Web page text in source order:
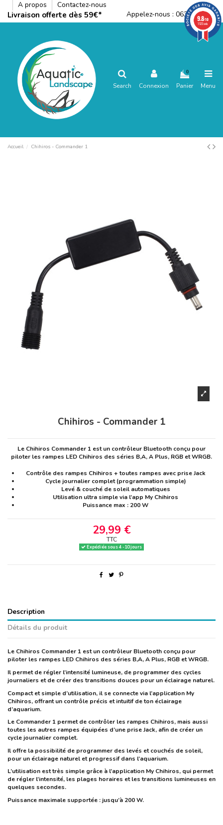
A propos Contactez-nous
Livraison offerte dès 59€* Appelez-nous : 0636792288
Search Connexion
0
Panier Menu
Accueil Chihiros - Commander 1
Chihiros - Commander 1
Le Chihiros Commander 1 est un contrôleur Bluetooth conçu pour
piloter les rampes LED Chihiros des séries B,A, A Plus, RGB et WRGB.
Contrôle des rampes Chihiros + toutes rampes avec prise Jack
Cycle journalier complet (programmation simple)
Levé & couché de soleil automatiques
Utilisation ultra simple via l’app My Chihiros
Puissance max : 200 W
29,99 €
TTC
Expédiée sous 4 -10 jours
Description
Détails du produit
Le Chihiros Commander 1 est un contrôleur Bluetooth conçu pour
piloter les rampes LED Chihiros des séries B,A, A Plus, RGB et WRGB.
Il permet de régler l’intensité lumineuse, de programmer des cycles
journaliers et de créer des transitions douces pour un éclairage naturel.
Compact et simple d’utilisation, il se connecte via l’application My
Chihiros, offrant un contrôle précis et intuitif de ton éclairage
d’aquarium.
Le Commander 1 permet de contrôler les rampes Chihiros, mais aussi
toutes les autres rampes équipées d’une prise Jack, afin de créer un
cycle journalier complet.
Il offre la possibilité de programmer des levés et couchés de soleil,
pour un éclairage naturel et progressif dans l’aquarium.
L’utilisation est très simple grâce à l’application My Chihiros, qui permet
de régler l’intensité, les plages horaires et les transitions lumineuses en
quelques secondes.
Puissance maximale supportée : jusqu’à 200 W.
9.8/10
1122 avis